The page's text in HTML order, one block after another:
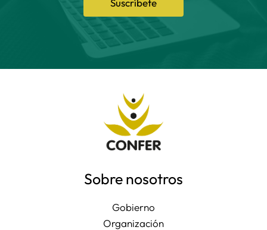
Suscríbete
Sobre nosotros
Gobierno
Organización